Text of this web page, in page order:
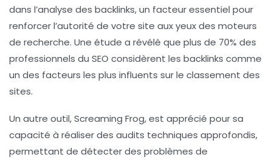
dans l’analyse des backlinks, un facteur essentiel pour
renforcer l’autorité de votre site aux yeux des moteurs
de recherche. Une étude a révélé que plus de 70% des
professionnels du SEO considèrent les backlinks comme
un des facteurs les plus influents sur le classement des
sites.
Un autre outil,Screaming Frog, est apprécié pour sa
capacité à réaliser des audits techniques approfondis,
permettant de détecter des problèmes de